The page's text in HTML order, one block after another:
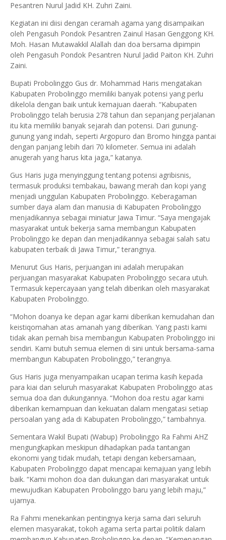
Pesantren Nurul Jadid KH. Zuhri Zaini.
Kegiatan ini diisi dengan ceramah agama yang disampaikan
oleh Pengasuh Pondok Pesantren Zainul Hasan Genggong KH.
Moh. Hasan Mutawakkil Alallah dan doa bersama dipimpin
oleh Pengasuh Pondok Pesantren Nurul Jadid Paiton KH. Zuhri
Zaini.
Bupati Probolinggo Gus dr. Mohammad Haris mengatakan
Kabupaten Probolinggo memiliki banyak potensi yang perlu
dikelola dengan baik untuk kemajuan daerah. “Kabupaten
Probolinggo telah berusia 278 tahun dan sepanjang perjalanan
itu kita memiliki banyak sejarah dan potensi. Dari gunung-
gunung yang indah, seperti Argopuro dan Bromo hingga pantai
dengan panjang lebih dari 70 kilometer. Semua ini adalah
anugerah yang harus kita jaga,” katanya.
Gus Haris juga menyinggung tentang potensi agribisnis,
termasuk produksi tembakau, bawang merah dan kopi yang
menjadi unggulan Kabupaten Probolinggo. Keberagaman
sumber daya alam dan manusia di Kabupaten Probolinggo
menjadikannya sebagai miniatur Jawa Timur. “Saya mengajak
masyarakat untuk bekerja sama membangun Kabupaten
Probolinggo ke depan dan menjadikannya sebagai salah satu
kabupaten terbaik di Jawa Timur,” terangnya.
Menurut Gus Haris, perjuangan ini adalah merupakan
perjuangan masyarakat Kabupaten Probolinggo secara utuh.
Termasuk kepercayaan yang telah diberikan oleh masyarakat
Kabupaten Probolinggo.
“Mohon doanya ke depan agar kami diberikan kemudahan dan
keistiqomahan atas amanah yang diberikan. Yang pasti kami
tidak akan pernah bisa membangun Kabupaten Probolinggo ini
sendiri. Kami butuh semua elemen di sini untuk bersama-sama
membangun Kabupaten Probolinggo,” terangnya.
Gus Haris juga menyampaikan ucapan terima kasih kepada
para kiai dan seluruh masyarakat Kabupaten Probolinggo atas
semua doa dan dukungannya. “Mohon doa restu agar kami
diberikan kemampuan dan kekuatan dalam mengatasi setiap
persoalan yang ada di Kabupaten Probolinggo,” tambahnya.
Sementara Wakil Bupati (Wabup) Probolinggo Ra Fahmi AHZ
mengungkapkan meskipun dihadapkan pada tantangan
ekonomi yang tidak mudah, tetapi dengan kebersamaan,
Kabupaten Probolinggo dapat mencapai kemajuan yang lebih
baik. “Kami mohon doa dan dukungan dari masyarakat untuk
mewujudkan Kabupaten Probolinggo baru yang lebih maju,”
ujarnya.
Ra Fahmi menekankan pentingnya kerja sama dari seluruh
elemen masyarakat, tokoh agama serta partai politik dalam